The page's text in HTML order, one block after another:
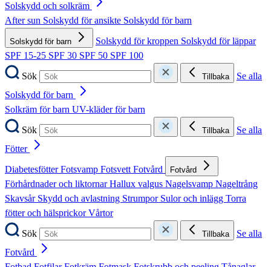
Solskydd och solkräm
After sun Solskydd för ansikte Solskydd för barn
Solskydd för barn Solskydd för kroppen Solskydd för läppar
SPF 15-25 SPF 30 SPF 50 SPF 100
Sök
Tillbaka
Se alla
Solskydd för barn
Solkräm för barn UV-kläder för barn
Sök
Tillbaka
Se alla
Fötter
DiabetesfötterFotsvamp FotsvettFotvård Fotvård
Förhårdnader och liktornarHallux valgus Nagelsvamp Nageltrång
Skavsår Skydd och avlastning Strumpor Sulor och inlägg Torra
fötter och hälsprickorVårtor
Sök
Tillbaka
Se alla
Fotvård